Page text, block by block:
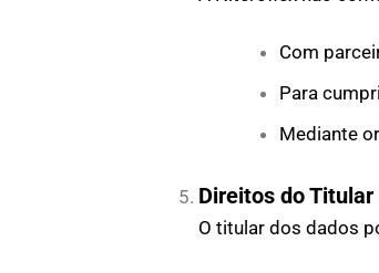
Com
Para
Mediante
Direitos do Titular
O titular dos dados